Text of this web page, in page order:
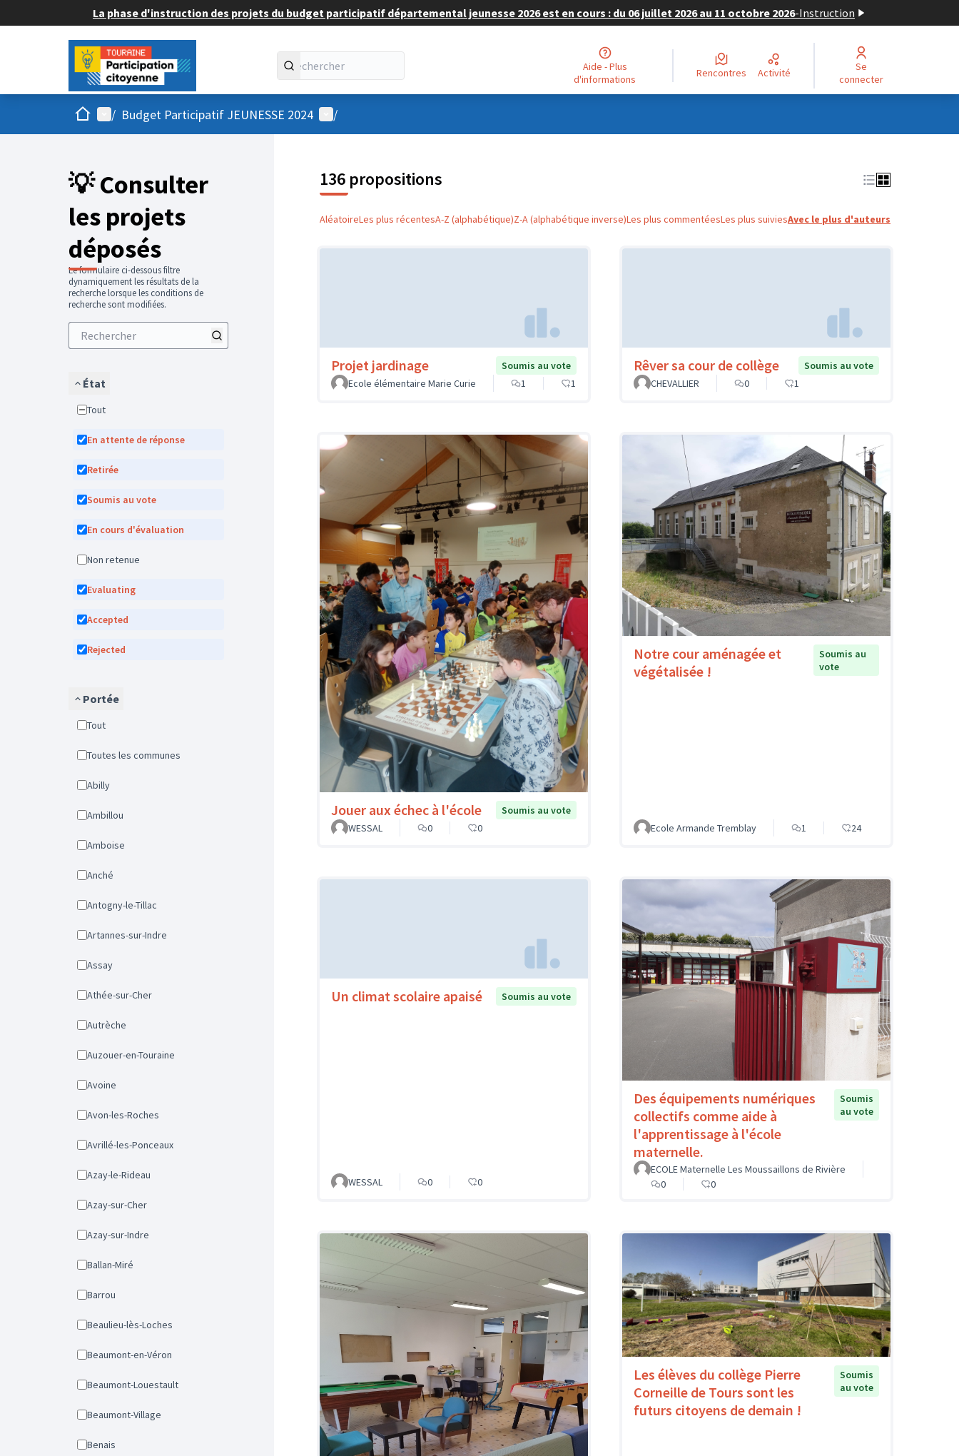
La phase d'instruction des projets du budget participatif départemental jeunesse 2026 est en cours : du 06 juillet 2026 au 11 octobre 2026-Instruction
Aide - Plus
d'informations
Rencontres Activité
Se
connecter
AccueilMenu principal
/ Budget Participatif JEUNESSE 2024 Menu utilisateur
/
💡 Consulter
les projets
déposés
Le formulaire ci-dessous filtre
dynamiquement les résultats de la
recherche lorsque les conditions de
recherche sont modifiées.
État
Tout
En attente de réponse
Retirée
Soumis au vote
En cours d'évaluation
Non retenue
Evaluating
Accepted
Rejected
Portée
Tout
Toutes les communes
Abilly
Ambillou
Amboise
Anché
Antogny-le-Tillac
Artannes-sur-Indre
Assay
Athée-sur-Cher
Autrèche
Auzouer-en-Touraine
Avoine
Avon-les-Roches
Avrillé-les-Ponceaux
Azay-le-Rideau
Azay-sur-Cher
Azay-sur-Indre
Ballan-Miré
Barrou
Beaulieu-lès-Loches
Beaumont-en-Véron
Beaumont-Louestault
Beaumont-Village
Benais
136 propositions
AléatoireLes plus récentesA-Z (alphabétique)Z-A (alphabétique inverse)Les plus commentéesLes plus suiviesAvec le plus d'auteurs
Projet jardinage
Soumis au vote
Ecole élémentaire Marie Curie
1 1
Rêver sa cour de collège
Soumis au vote
CHEVALLIER
0 1
Jouer aux échec à l'école
Soumis au vote
WESSAL
0 0
Notre cour aménagée et
végétalisée !
Soumis au
vote
Ecole Armande Tremblay 1 24
Un climat scolaire apaisé Soumis au vote
WESSAL 0 0
Des équipements numériques
collectifs comme aide à
l'apprentissage à l'école
maternelle.
Soumis
au vote
ECOLE Maternelle Les Moussaillons de Rivière
0
0
Les élèves du collège Pierre
Corneille de Tours sont les
futurs citoyens de demain !
Soumis
au vote